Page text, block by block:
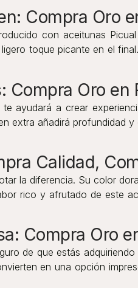
Compra Oro
con aceitunas
toque picante en el
Oro en
ayudará a crear
extra añadirá profundidad
Calidad,
la diferencia. Su color
rico y afrutado de este
Compra Oro
de que estás
en una opción